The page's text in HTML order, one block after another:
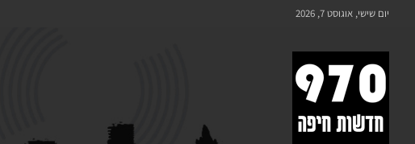
יום שישי, אוגוסט 7, 2026